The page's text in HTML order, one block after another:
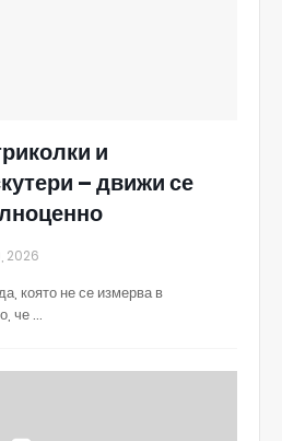
и
– движи се
2026
която не се измерва в
че …